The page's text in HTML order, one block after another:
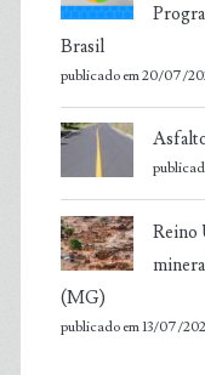
Brasil
publicado em 20/07/
Reino
(MG)
publicado em 13/07/